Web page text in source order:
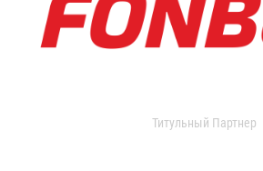
Титульный Партнер